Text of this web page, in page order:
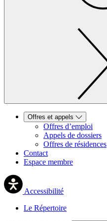
Offres et appels
Offres d’emploi
Appels de dossiers
Offres de résidences
Contact
Espace membre
Accessibilité
Le Répertoire